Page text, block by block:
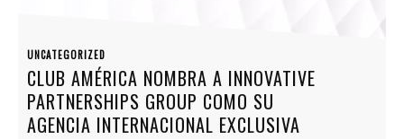
UNCATEGORIZED
CLUB AMÉRICA NOMBRA A INNOVATIVE
PARTNERSHIPS GROUP COMO SU
AGENCIA INTERNACIONAL EXCLUSIVA